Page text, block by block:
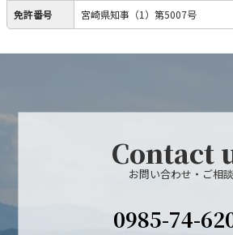
免許番号 宮崎県知事（1）第5007号
Contact
お問い合わせ・ご相談
0985-74-